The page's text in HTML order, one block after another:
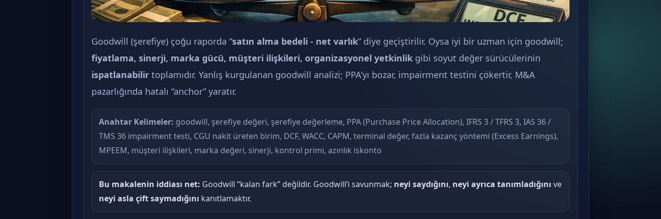
Goodwill (şerefiye) çoğu raporda “satın alma bedeli - net varlık” diye geçiştirilir. Oysa iyi bir uzman için goodwill;
fiyatlama, sinerji, marka gücü, müşteri ilişkileri, organizasyonel yetkinlik gibi soyut değer sürücülerinin
ispatlanabilir toplamıdır. Yanlış kurgulanan goodwill analizi; PPA’yı bozar, impairment testini çökertir, M&A
pazarlığında hatalı “anchor” yaratır.
Anahtar Kelimeler: goodwill, şerefiye değeri, şerefiye değerleme, PPA (Purchase Price Allocation), IFRS 3 / TFRS 3, IAS 36 /
TMS 36 impairment testi, CGU nakit üreten birim, DCF, WACC, CAPM, terminal değer, fazla kazanç yöntemi (Excess Earnings),
MPEEM, müşteri ilişkileri, marka değeri, sinerji, kontrol primi, azınlık iskonto
Bu makalenin iddiası net: Goodwill “kalan fark” değildir. Goodwill’i savunmak; neyi saydığını, neyi ayrıca tanımladığını ve
neyi asla çift saymadığını kanıtlamaktır.